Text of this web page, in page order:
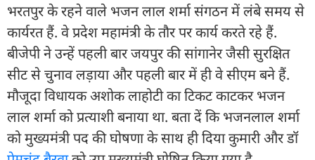
भरतपुर के रहने वाले भजन लाल शर्मा संगठन में लंबे समय से
कार्यरत हैं. वे प्रदेश महामंत्री के तौर पर कार्य करते रहे हैं.
बीजेपी ने उन्हें पहली बार जयपुर की सांगानेर जैसी सुरक्षित
सीट से चुनाव लड़ाया और पहली बार में ही वे सीएम बने हैं.
मौजूदा विधायक अशोक लाहोटी का टिकट काटकर भजन
लाल शर्मा को प्रत्याशी बनाया था. बता दें कि भजनलाल शर्मा
को मुख्यमंत्री पद की घोषणा के साथ ही दिया कुमारी और डॉ